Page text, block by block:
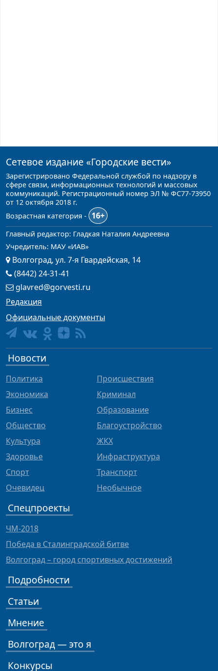
Сетевое издание «Городские вести»
Зарегистрировано Федеральной службой по надзору в
сфере связи, информационных технологий и массовых
коммуникаций. Регистрационный номер ЭЛ № ФС77-73950
от 12 октября 2018 г.
Возрастная категория -
16+
Главный редактор: Гладкая Наталия Андреевна
Учредитель: МАУ «ИАВ»
Волгоград, ул. 7-я Гвардейская, 14
(8442) 24-31-41
glavred@gorvesti.ru
Редакция
Официальные документы
Новости
Политика
Экономика
Бизнес
Общество
Культура
Здоровье
Спорт
Очевидец
Происшествия
Криминал
Образование
Благоустройство
ЖКХ
Инфраструктура
Транспорт
Необычное
Спецпроекты
ЧМ-2018
Победа в Сталинградской битве
Волгоград – город спортивных достижений
Подробности
Статьи
Мнение
Волгоград — это я
Конкурсы